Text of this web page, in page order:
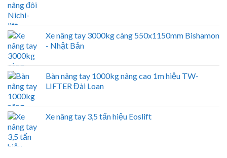
Xe nâng tay 3000kg càng 550x1150mm Bishamon
- Nhật Bản
Bàn nâng tay 1000kg nâng cao 1m hiệu TW-
LIFTER Đài Loan
Xe nâng tay 3,5 tấn hiệu Eoslift